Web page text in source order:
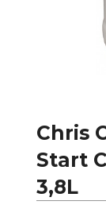
Chris
Start
3,8L